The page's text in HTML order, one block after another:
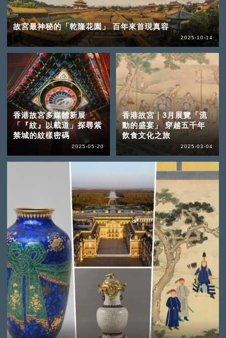
故宮最神秘的「乾隆花園」 百年來首現真容
2025-10-14
香港故宮多媒體新展
「『紋』以載道」探尋紫
禁城的紋樣密碼
2025-05-20
香港故宮｜3月展覽「流
動的盛宴」 穿越五千年
飲食文化之旅
2025-03-04